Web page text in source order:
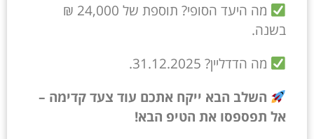
מה היעד הסופי? תוספת של 24,000 ₪
בשנה.
מה הדדליין? 31.12.2025.
השלב הבא ייקח אתכם עוד צעד קדימה –
אל תפספסו את הטיפ הבא!